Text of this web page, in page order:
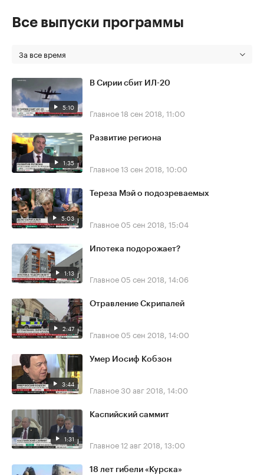
Все выпуски программы
За все время
5:10
В Сирии сбит ИЛ-20
Главное18 сен 2018, 11:00
1:35
Развитие региона
Главное13 сен 2018, 10:00
5:03
Тереза Мэй о подозреваемых
Главное 05 сен 2018, 15:04
1:13
Ипотека подорожает?
Главное 05 сен 2018, 14:06
2:47
Отравление Скрипалей
Главное 05 сен 2018, 14:00
3:44
Умер Иосиф Кобзон
Главное30 авг 2018, 14:00
1:31
Каспийский саммит
Главное12 авг 2018, 13:00
18 лет гибели «Курска»